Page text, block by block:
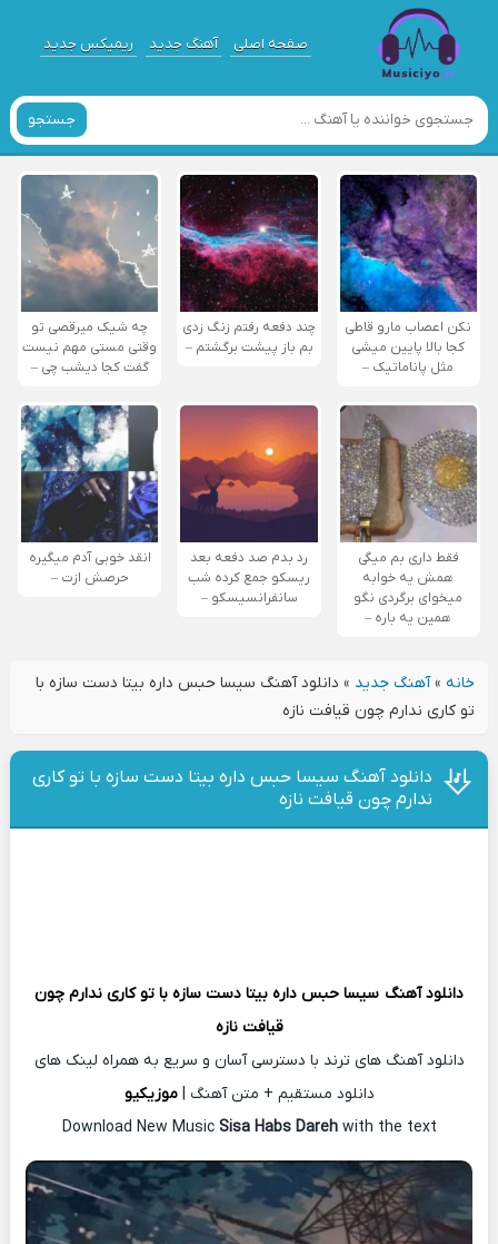
صفحه اصلی آهنگ جدید ریمیکس جدید
جستجو
نکن اعصاب مارو قاطی
کجا بالا پایین میشی
مثل پاناماتیک –
چند دفعه رفتم زنگ زدی
بم باز پیشت برگشتم –
چه شیک میرقصی تو
وقتی مستی مهم نیست
گفت کجا دیشب چی –
فقط داری بم میگی
همش یه خوابه
میخوای برگردی نگو
همین یه باره –
رد بدم صد دفعه بعد
ریسکو جمع کرده شب
سانفرانسیسکو –
انقد خوبی آدم میگیره
حرصش ازت –
خانه»آهنگ جدید » دانلود آهنگ سیسا حبس داره بیتا دست سازه با
تو کاری ندارم چون قیافت نازه
دانلود آهنگ سیسا حبس داره بیتا دست سازه با تو کاری
ندارم چون قیافت نازه
دانلود آهنگ سیسا حبس داره بیتا دست سازه با تو کاری ندارم چون
قیافت نازه
دانلود آهنگ های ترند با دسترسی آسان و سریع به همراه لینک های
دانلود مستقیم + متن آهنگ | موزیکیو
Download New Music Sisa Habs Dareh with the text